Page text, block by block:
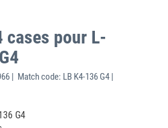
cases pour L-
| Match code: LB K4-136 G4 |
G4